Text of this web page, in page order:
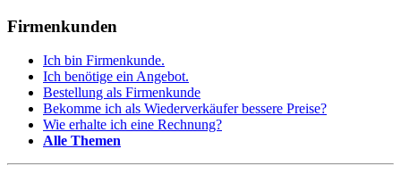
Firmenkunden
Ich bin Firmenkunde.
Ich benötige ein Angebot.
Bestellung als Firmenkunde
Bekomme ich als Wiederverkäufer bessere Preise?
Wie erhalte ich eine Rechnung?
Alle Themen